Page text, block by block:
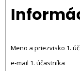
Meno a priezvisko 1.
e-mail 1. účastníka